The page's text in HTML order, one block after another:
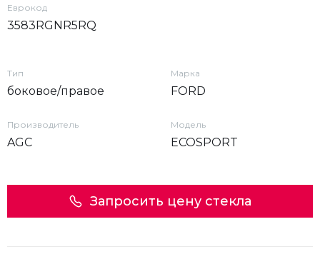
Еврокод
3583RGNR5RQ
Тип
боковое/правое
Марка
FORD
Производитель
AGC
Модель
ECOSPORT
Запросить цену стекла